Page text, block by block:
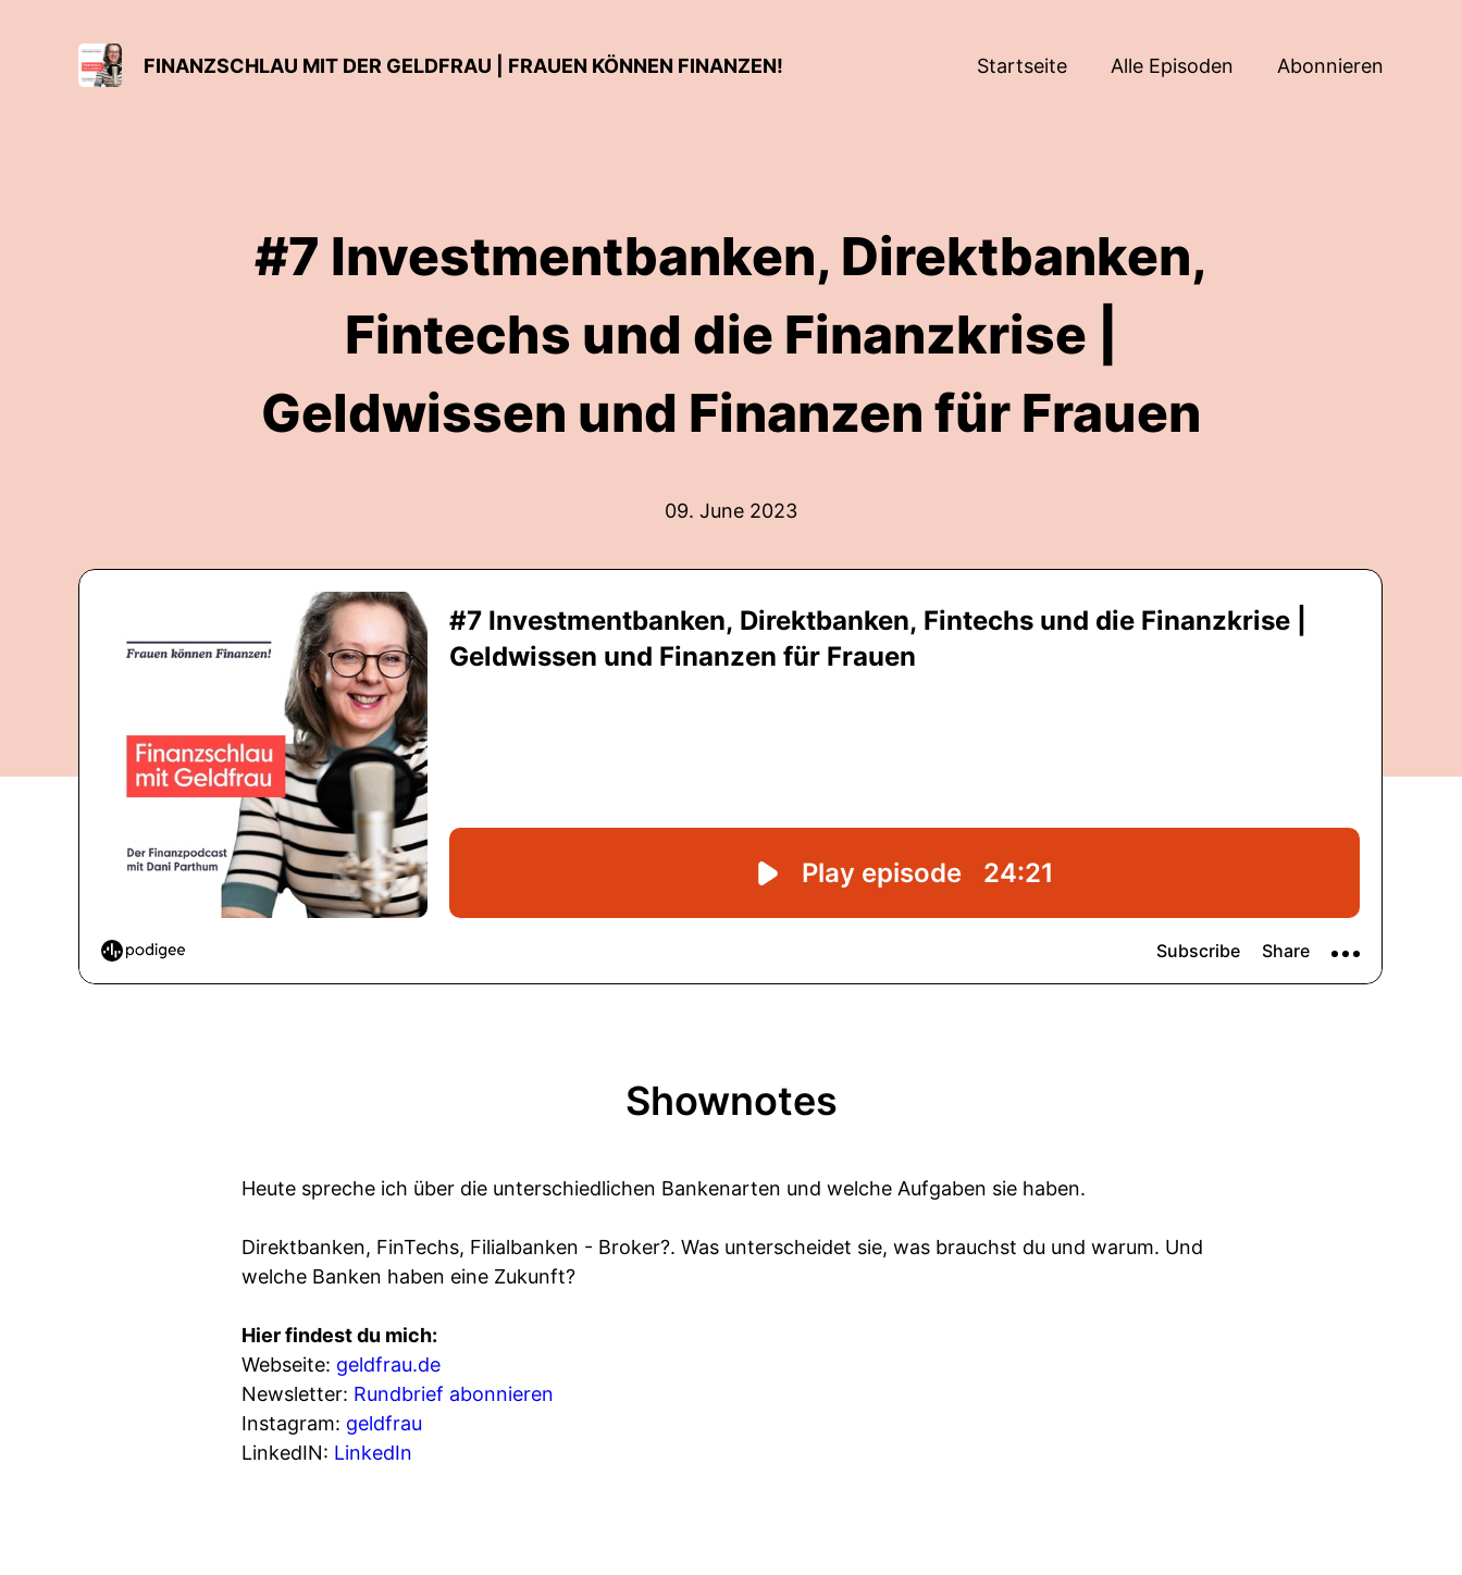
FINANZSCHLAU MIT DER GELDFRAU | FRAUEN KÖNNEN FINANZEN! Startseite Alle Episoden Abonnieren
#7 Investmentbanken, Direktbanken,
Fintechs und die Finanzkrise |
Geldwissen und Finanzen für Frauen
09. June 2023
Shownotes
Heute spreche ich über die unterschiedlichen Bankenarten und welche Aufgaben sie haben.
Direktbanken, FinTechs, Filialbanken - Broker?. Was unterscheidet sie, was brauchst du und warum. Und
welche Banken haben eine Zukunft?
Hier findest du mich:
Webseite: geldfrau.de
Newsletter: Rundbrief abonnieren
Instagram: geldfrau
LinkedIN: LinkedIn